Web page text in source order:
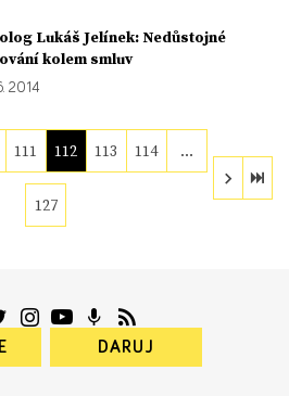
Lukáš Jelínek: Nedůstojné
kolem smluv
2014
111 112 113 114 …
127
DARUJ